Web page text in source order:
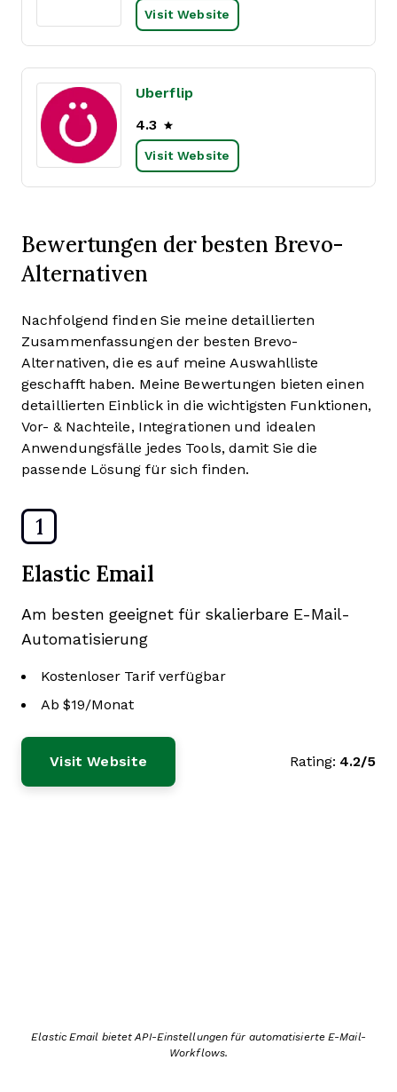
Visit Website
Uberflip
4.3
Visit Website
Bewertungen der besten Brevo-
Alternativen
Nachfolgend finden Sie meine detaillierten
Zusammenfassungen der besten Brevo-
Alternativen, die es auf meine Auswahlliste
geschafft haben. Meine Bewertungen bieten einen
detaillierten Einblick in die wichtigsten Funktionen,
Vor- & Nachteile, Integrationen und idealen
Anwendungsfälle jedes Tools, damit Sie die
passende Lösung für sich finden.
1
Elastic Email
Am besten geeignet für skalierbare E-Mail-
Automatisierung
Kostenloser Tarif verfügbar
Ab $19/Monat
Visit Website Rating: 4.2/5
Elastic Email bietet API-Einstellungen für automatisierte E-Mail-
Workflows.